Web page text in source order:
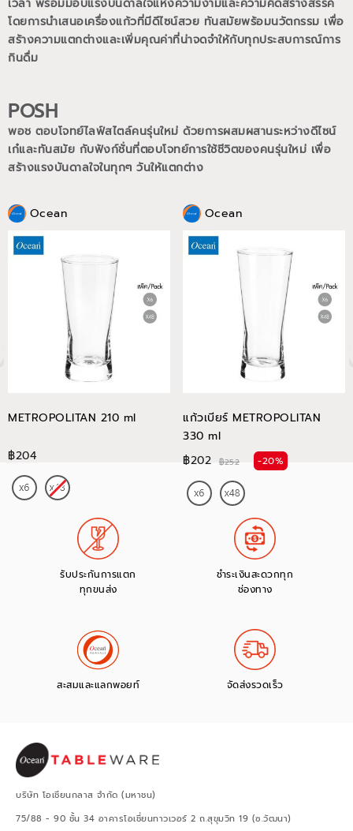
เวลา พร้อมมอบแรงบันดาลใจแห่งความงามและความคิดสร้างสรรค์
โดยการนำเสนอเครื่องแก้วที่มีดีไซน์สวย ทันสมัยพร้อมนวัตกรรม เพื่อ
สร้างความแตกต่างและเพิ่มคุณค่าที่น่าจดจำให้กับทุกประสบการณ์การ
กินดื่ม
POSH
พอช ตอบโจทย์ไลฟ์สไตล์คนรุ่นใหม่ ด้วยการผสมผสานระหว่างดีไซน์
เก๋และทันสมัย กับฟังก์ชั่นที่ตอบโจทย์การใช้ชีวิตของคนรุ่นใหม่ เพื่อ
สร้างแรงบันดาลใจในทุกๆ วันให้แตกต่าง
Ocean
METROPOLITAN 210 ml
฿204
Ocean
แก้วเบียร์ METROPOLITAN
330 ml
฿202
฿252 -20%
รับประกันการแตก
ทุกขนส่ง
ชำระเงินสะดวกทุก
ช่องทาง
สะสมและแลกพอยท์ จัดส่งรวดเร็ว
บริษัท โอเชียนกลาส จำกัด (มหาชน)
75/88 - 90 ชั้น 34 อาคารโอเชี่ยนทาวเวอร์ 2 ถ.สุขุมวิท 19 (ซ.วัฒนา)